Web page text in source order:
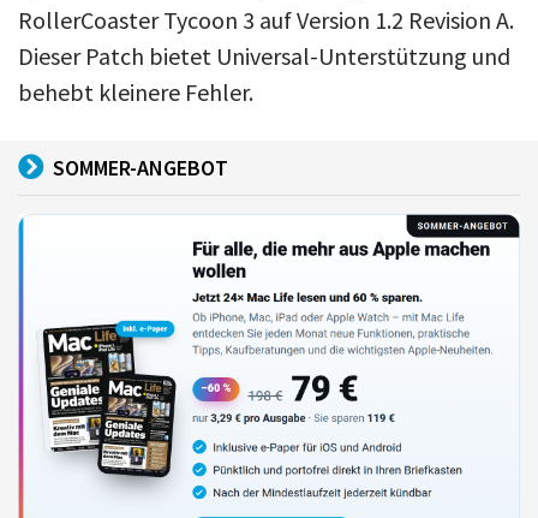
RollerCoaster Tycoon 3 auf Version 1.2 Revision A.
Dieser Patch bietet Universal-Unterstützung und
behebt kleinere Fehler.
SOMMER-ANGEBOT